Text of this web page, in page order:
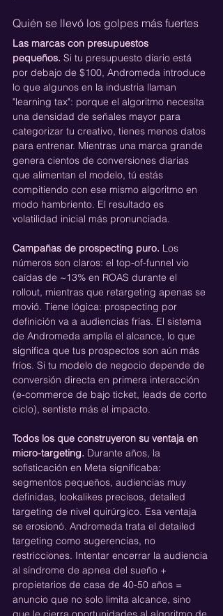
Quién se llevó los golpes más fuertes
Las marcas con presupuestos
pequeños. Si tu presupuesto diario está
por debajo de $100, Andromeda introduce
lo que algunos en la industria llaman
"learning tax": porque el algoritmo necesita
una densidad de señales mayor para
categorizar tu creativo, tienes menos datos
para entrenar. Mientras una marca grande
genera cientos de conversiones diarias
que alimentan el modelo, tú estás
compitiendo con ese mismo algoritmo en
modo hambriento. El resultado es
volatilidad inicial más pronunciada.
Campañas de prospecting puro. Los
números son claros: el top-of-funnel vio
caídas de ~13% en ROAS durante el
rollout, mientras que retargeting apenas se
movió. Tiene lógica: prospecting por
definición va a audiencias frías. El sistema
de Andromeda amplía el alcance, lo que
significa que tus prospectos son aún más
fríos. Si tu modelo de negocio depende de
conversión directa en primera interacción
(e-commerce de bajo ticket, leads de corto
ciclo), sentiste más el impacto.
Todos los que construyeron su ventaja en
micro-targeting. Durante años, la
sofisticación en Meta significaba:
segmentos pequeños, audiencias muy
definidas, lookalikes precisos, detailed
targeting de nivel quirúrgico. Esa ventaja
se erosionó. Andromeda trata el detailed
targeting como sugerencias, no
restricciones. Intentar encerrar la audiencia
al síndrome de apnea del sueño +
propietarios de casa de 40-50 años =
anuncio que no solo limita alcance, sino